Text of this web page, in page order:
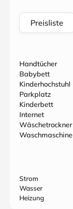
Preisliste
Handtücher
Babybett
Kinderhochstuhl
Parkplatz
Kinderbett
Internet
Wäschetrockner
Waschmaschine
Strom
Wasser
Heizung